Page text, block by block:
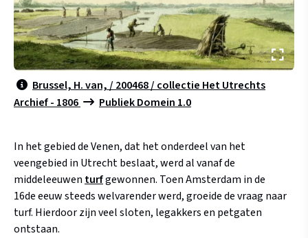
Brussel, H. van, / 200468 / collectie Het Utrechts
Archief - 1806
Publiek Domein 1.0
In het gebied de Venen, dat het onderdeel van het
veengebied in Utrecht beslaat, werd al vanaf de
middeleeuwen turfgewonnen. Toen Amsterdam in de
16de eeuw steeds welvarender werd, groeide de vraag naar
turf. Hierdoor zijn veel sloten, legakkers en petgaten
ontstaan.